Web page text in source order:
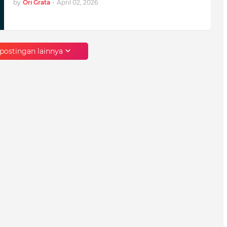
by Ori Grata - April 02, 2026
lainnya